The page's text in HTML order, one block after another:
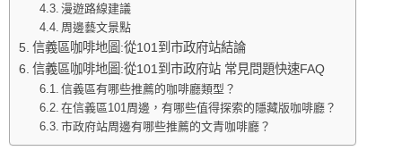
漫遊路線建議
周邊藝文景點
信義區咖啡地圖:從101到市政府站結論
信義區咖啡地圖:從101到市政府站 常見問題快速FAQ
信義區有哪些推薦的咖啡廳類型？
在信義區101周邊，有哪些值得探索的隱藏版咖啡廳？
市政府站周邊有哪些推薦的文青咖啡廳？